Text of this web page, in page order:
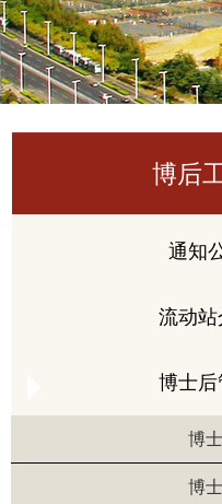
博后
通知
流动站
博士后
博
博